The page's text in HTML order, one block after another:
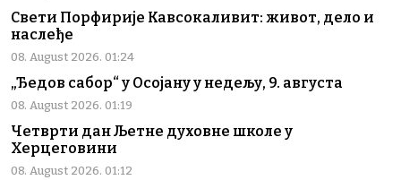
Свети Порфирије Кавсокаливит: живот, дело и
наслеђе
08. August 2026. 01:24
„Ђедов сабор“ у Осојану у недељу, 9. августа
08. August 2026. 01:19
Четврти дан Љетне духовне школе у
Херцеговини
08. August 2026. 01:12